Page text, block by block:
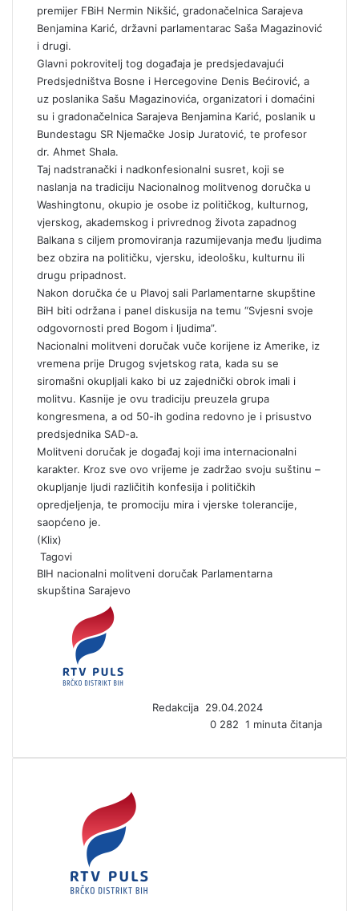
premijer FBiH Nermin Nikšić, gradonačelnica Sarajeva
Benjamina Karić, državni parlamentarac Saša Magazinović
i drugi.
Glavni pokrovitelj tog događaja je predsjedavajući
Predsjedništva Bosne i Hercegovine Denis Bećirović, a
uz poslanika Sašu Magazinovića, organizatori i domaćini
su i gradonačelnica Sarajeva Benjamina Karić, poslanik u
Bundestagu SR Njemačke Josip Juratović, te profesor
dr. Ahmet Shala.
Taj nadstranački i nadkonfesionalni susret, koji se
naslanja na tradiciju Nacionalnog molitvenog doručka u
Washingtonu, okupio je osobe iz političkog, kulturnog,
vjerskog, akademskog i privrednog života zapadnog
Balkana s ciljem promoviranja razumijevanja među ljudima
bez obzira na političku, vjersku, ideološku, kulturnu ili
drugu pripadnost.
Nakon doručka će u Plavoj sali Parlamentarne skupštine
BiH biti održana i panel diskusija na temu “Svjesni svoje
odgovornosti pred Bogom i ljudima”.
Nacionalni molitveni doručak vuče korijene iz Amerike, iz
vremena prije Drugog svjetskog rata, kada su se
siromašni okupljali kako bi uz zajednički obrok imali i
molitvu. Kasnije je ovu tradiciju preuzela grupa
kongresmena, a od 50-ih godina redovno je i prisustvo
predsjednika SAD-a.
Molitveni doručak je događaj koji ima internacionalni
karakter. Kroz sve ovo vrijeme je zadržao svoju suštinu –
okupljanje ljudi različitih konfesija i političkih
opredjeljenja, te promociju mira i vjerske tolerancije,
saopćeno je.
(Klix)
Tagovi
BIH nacionalni molitveni doručak Parlamentarna
skupština Sarajevo
Redakcija e
m
i
29.04.2024
0 282 1 minuta čitanja